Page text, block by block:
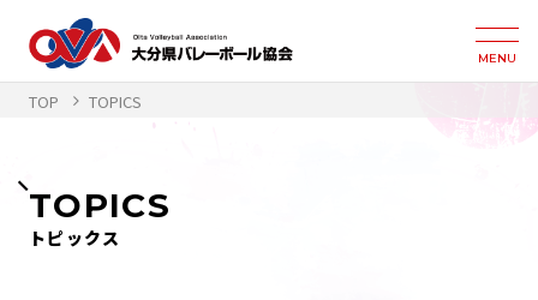
MENU
TOP TOPICS
TOPICS
トピックス